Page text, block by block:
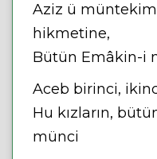
Aziz ü
hikmetine,
Bütün Emâkin-i
Aceb birinci,
Hu kızların,
münci